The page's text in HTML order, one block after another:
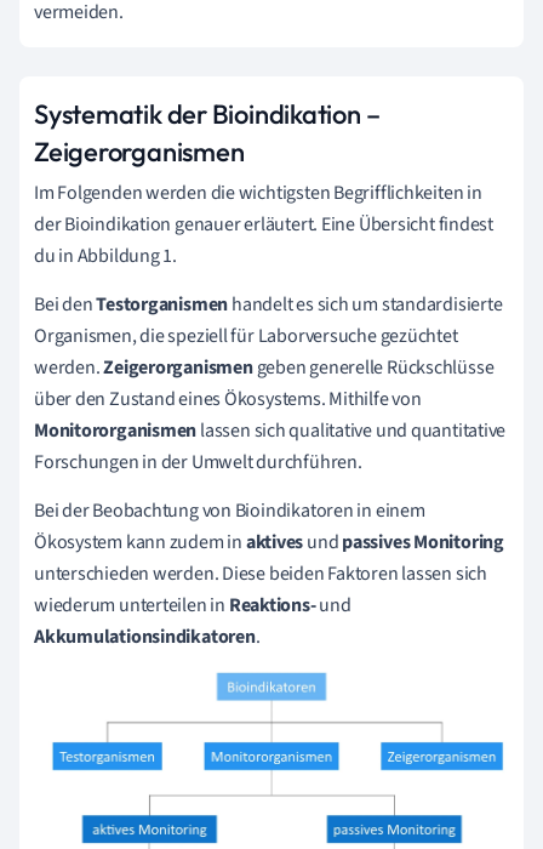
vermeiden.
Systematik der Bioindikation –
Zeigerorganismen
Im Folgenden werden die wichtigsten Begrifflichkeiten in
der Bioindikation genauer erläutert. Eine Übersicht findest
du in Abbildung 1.
Bei denTestorganismenhandelt es sich um standardisierte
Organismen, die speziell für Laborversuche gezüchtet
werden.Zeigerorganismengeben generelle Rückschlüsse
über den Zustand eines Ökosystems. Mithilfe von
Monitororganismenlassen sich qualitative und quantitative
Forschungen in der Umwelt durchführen.
Bei der Beobachtung von Bioindikatoren in einem
Ökosystem kann zudem inaktivesundpassives Monitoring
unterschieden werden. Diese beiden Faktoren lassen sich
wiederum unterteilen in Reaktions-und
Akkumulationsindikatoren.